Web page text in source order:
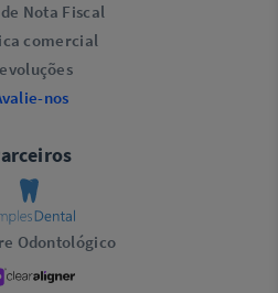
Nota Fiscal
comercial
nos
Odontológico